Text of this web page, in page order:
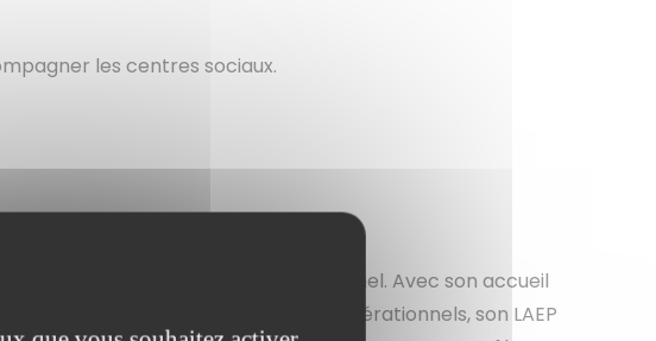
les centres sociaux.
Rocade) est rutilant et opérationnel. Avec son accueil
parfaite pour des ateliers intergénérationnels, son LAEP